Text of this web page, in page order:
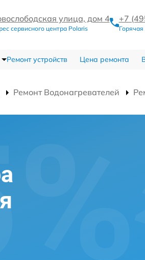
улица, дом 4
сервисного центра Polaris
+7
Горячая
Ремонт устройств Цена ремонта
Ремонт Водонагревателей